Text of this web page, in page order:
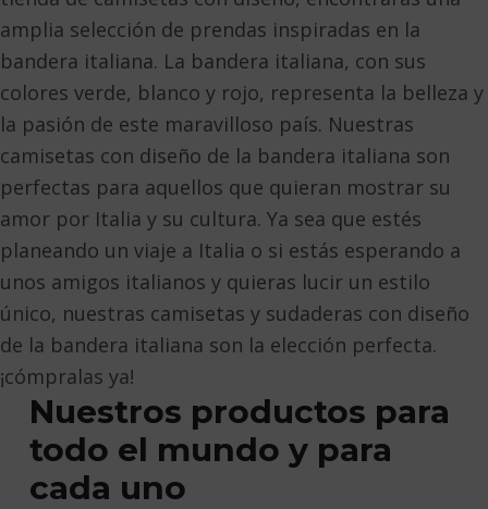
amplia selección de prendas inspiradas en la
bandera italiana. La bandera italiana, con sus
colores verde, blanco y rojo, representa la belleza y
la pasión de este maravilloso país. Nuestras
camisetas con diseño de la bandera italiana son
perfectas para aquellos que quieran mostrar su
amor por Italia y su cultura. Ya sea que estés
planeando un viaje a Italia o si estás esperando a
unos amigos italianos y quieras lucir un estilo
único, nuestras camisetas y sudaderas con diseño
de la bandera italiana son la elección perfecta.
¡cómpralas ya!
Nuestros productos para
todo el mundo y para
cada uno